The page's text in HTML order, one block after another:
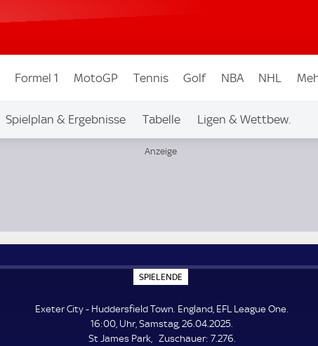
Formel 1 MotoGP Tennis Golf NBA NHL
Spielplan & Ergebnisse Tabelle Ligen & Wettbew.
SPIELENDE
P
E
L
E
N
Exeter City - Huddersfield Town. England, EFL League One.
16:00, Uhr, Samstag, 26.04.2025.
St James Park
Zuschauer: Z
7.276.